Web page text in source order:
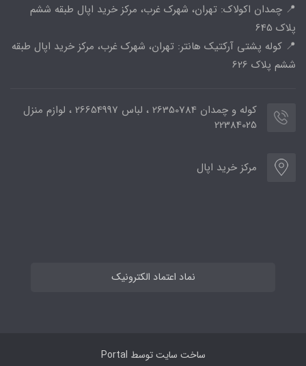
📍 چمدان اکولاک: تهران، شهرک غرب، مرکز خرید اپال طبقه ششم
پلاک 645
📍 کوله پشتی آرکتیک هانتر: تهران، شهرک غرب، مرکز خرید اپال طبقه
ششم پلاک 626
کوله و چمدان 26350784 ، لباس 26654997 ، لوازم منزل
22384025
مرکز خرید اپال
نماد اعتماد الکترونیک
ساخت سایت توسط Portal